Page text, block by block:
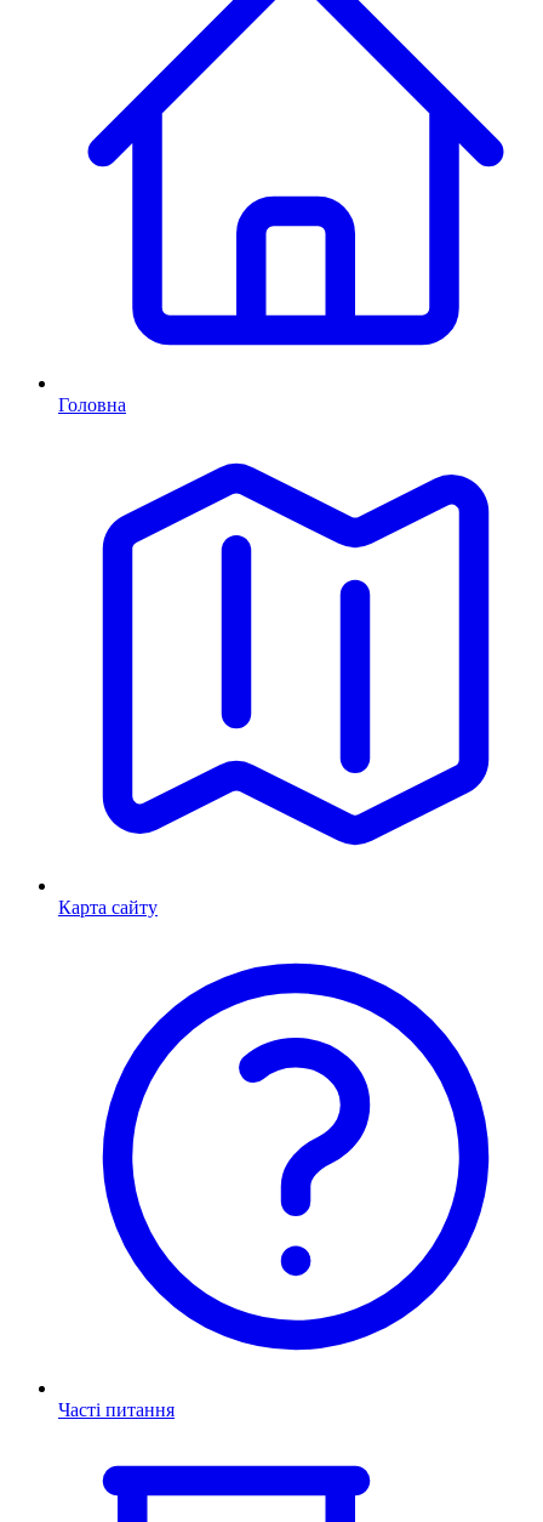
Головна
Карта сайту
Часті питання